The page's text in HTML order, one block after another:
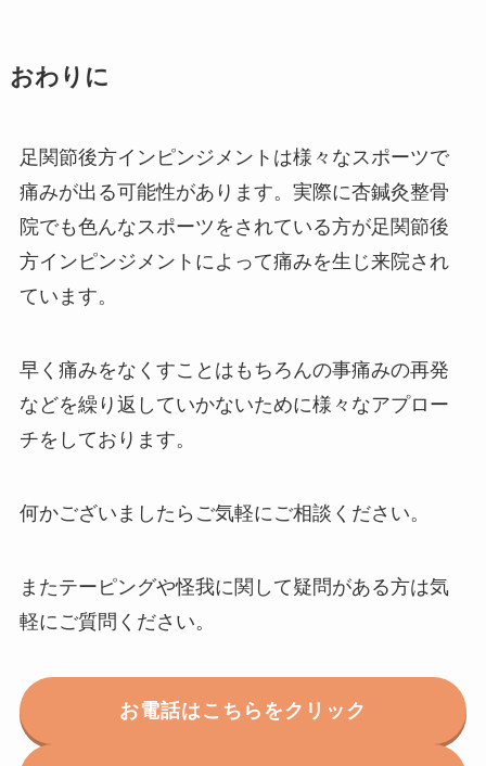
おわりに
足関節後方インピンジメントは様々なスポーツで
痛みが出る可能性があります。実際に杏鍼灸整骨
院でも色んなスポーツをされている方が足関節後
方インピンジメントによって痛みを生じ来院され
ています。
早く痛みをなくすことはもちろんの事痛みの再発
などを繰り返していかないために様々なアプロー
チをしております。
何かございましたらご気軽にご相談ください。
またテーピングや怪我に関して疑問がある方は気
軽にご質問ください。
お電話はこちらをクリック